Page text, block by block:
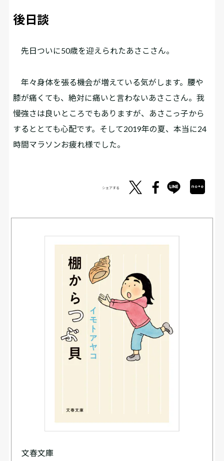
後日談
先日ついに50歳を迎えられたあさこさん。
年々身体を張る機会が増えている気がします。腰や
膝が痛くても、絶対に痛いと言わないあさこさん。我
慢強さは良いところでもありますが、あさこっ子から
するととても心配です。そして2019年の夏、本当に24
時間マラソンお疲れ様でした。
シェアする
文春文庫